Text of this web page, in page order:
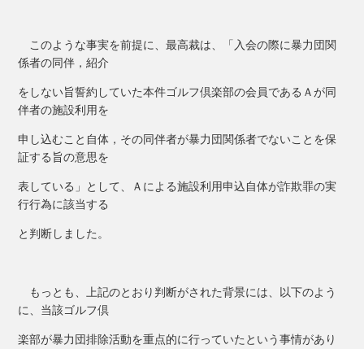
このような事実を前提に、最高裁は、「入会の際に暴力団関
係者の同伴，紹介
をしない旨誓約していた本件ゴルフ倶楽部の会員であるＡが同
伴者の施設利用を
申し込むこと自体，その同伴者が暴力団関係者でないことを保
証する旨の意思を
表している」として、Ａによる施設利用申込自体が詐欺罪の実
行行為に該当する
と判断しました。
もっとも、上記のとおり判断がされた背景には、以下のよう
に、当該ゴルフ倶
楽部が暴力団排除活動を重点的に行っていたという事情があり